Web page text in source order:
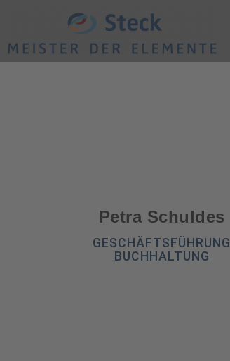
Petra Schuldes
GESCHÄFTSFÜHRUNG
BUCHHALTUNG